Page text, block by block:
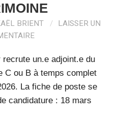
BRIENT
LAISSER UN
un.e adjoint.e du
C ou B à temps complet
La fiche de poste se
candidature : 18 mars